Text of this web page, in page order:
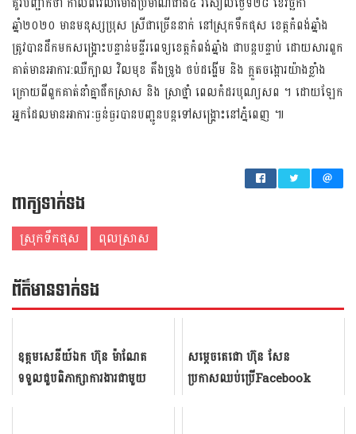
ឆ្នាំ២០២០ មានមនុស្សប្រុស ស្រីជាច្រើន​នាក់ នៅ​ស្រុក​ទឹក​ផុស ខេត្តកំពង់ឆ្នាំង
ត្រូវបានដឹកមកសង្រ្គោះបន្ទាន់មន្ទីរពេទ្យខេត្តកំពង់ឆ្នាំង ជាបន្តបន្ទាប់ ដោយសារពួក​
គាត់​មាន​អាការ​:​ឈឺ​ក្បាល​ វិលមុខ តឹងទ្រូង ថប់ដង្ហើម និង ក្អួតចង្អោរយ៉ាងខ្លាំង
ក្រោយពីពួកគាត់នាំគ្នាផឹកស្រាស និង ស្រាថ្នាំ ពេលកំដរបុណ្យសព ។ ដោយឡែក
អ្នកដែលមានអាការៈធ្ងន់ធ្ងរបានបញ្ជូនបន្តទៅសង្រ្គោះនៅភ្នំពេញ ៕
ពាក្យទាក់ទង
ស្រុកទឹកផុស ពុលស្រាស
ព័ត៌មាន​ទាក់​ទង
ឧត្តមសេនីយ៍ឯក ហ៊ុន ម៉ាណែត
ទទួលជួបពិភាក្សាការងារជាមួយ
សម្តេចតេជោ ហ៊ុន សែន
ប្រកាសឈប់ប្រើFacebook